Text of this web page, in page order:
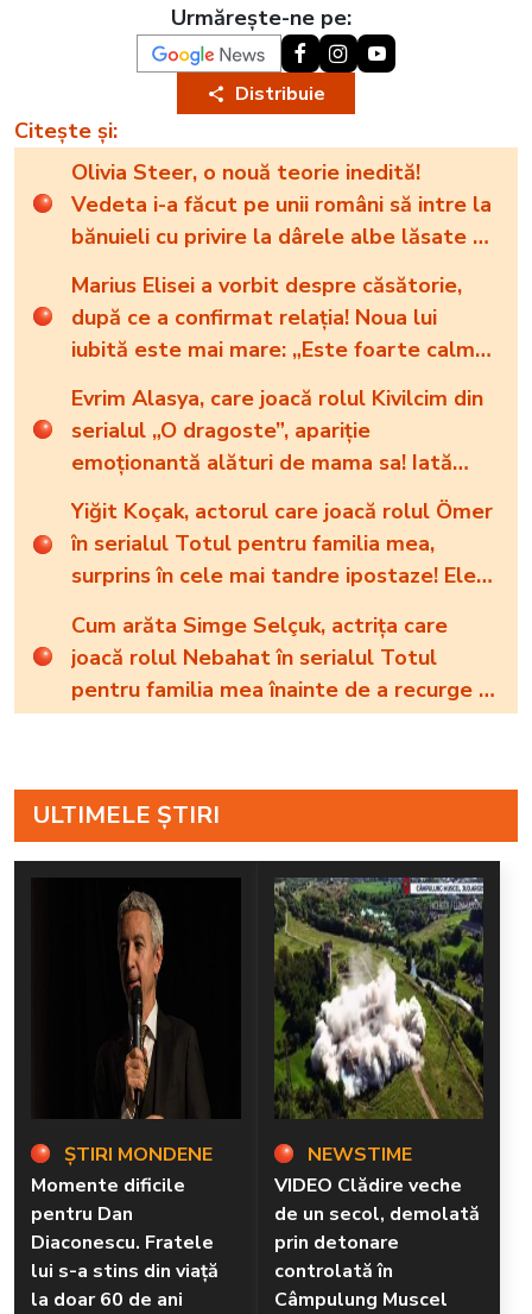
Urmărește-ne pe:
Distribuie
Citește și:
Olivia Steer, o nouă teorie inedită!
Vedeta i-a făcut pe unii români să intre la
bănuieli cu privire la dârele albe lăsate de
Marius Elisei a vorbit despre căsătorie,
după ce a confirmat relația! Noua lui
iubită este mai mare: „Este foarte calmă
Evrim Alasya, care joacă rolul Kivilcim din
serialul „O dragoste”, apariție
emoționantă alături de mama sa! Iată
cum arată cea mai importantă persoană
din viața renumitei actrițe
Yiğit Koçak, actorul care joacă rolul Ömer
în serialul Totul pentru familia mea,
surprins în cele mai tandre ipostaze! Ele
Cum arăta Simge Selçuk, actrița care
joacă rolul Nebahat în serialul Totul
pentru familia mea înainte de a recurge la
operațiile estetice! Iată ce aspect fizic
rebelă”
ULTIMELE ȘTIRI
ȘTIRI MONDENE
Momente dificile
pentru Dan
Diaconescu. Fratele
lui s-a stins din viață
la doar 60 de ani
NEWSTIME
VIDEO Clădire veche
de un secol, demolată
prin detonare
controlată în
Câmpulung Muscel